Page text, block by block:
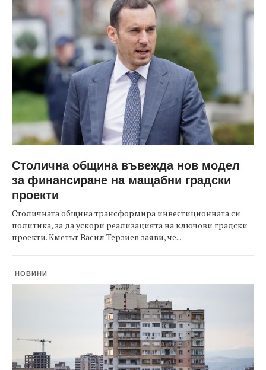
Столична община въвежда нов модел
за финансиране на мащабни градски
проекти
Столичната община трансформира инвестиционната си
политика, за да ускори реализацията на ключови градски
проекти. Кметът Васил Терзиев заяви, че...
НОВИНИ